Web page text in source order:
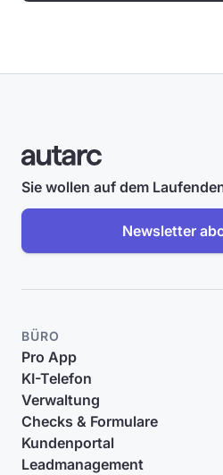
Sie wollen auf dem
Newsletter
BÜRO
Pro App
KI-Telefon
Verwaltung
Checks & Formulare
Kundenportal
Leadmanagement